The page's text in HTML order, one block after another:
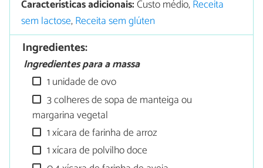
Características adicionais:Custo médio,Receita
sem lactose,Receita sem glúten
Ingredientes:
Ingredientes para a massa
1 unidade de ovo
3 colheres de sopa de manteiga ou
margarina vegetal
1 xícara de farinha de arroz
1 xícara de polvilho doce